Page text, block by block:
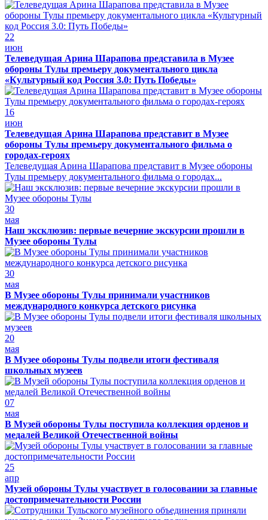
22
июн
Телеведущая Арина Шарапова представила в Музее
обороны Тулы премьеру документального цикла
«Культурный код Россия 3.0: Путь Победы»
16
июн
Телеведущая Арина Шарапова представит в Музее
обороны Тулы премьеру документального фильма о
городах-героях
Телеведущая Арина Шарапова представит в Музее обороны
Тулы премьеру документального фильма о городах...
30
мая
Наш эксклюзив: первые вечерние экскурсии прошли в
Музее обороны Тулы
30
мая
В Музее обороны Тулы принимали участников
международного конкурса детского рисунка
20
мая
В Музее обороны Тулы подвели итоги фестиваля
школьных музеев
07
мая
В Музей обороны Тулы поступила коллекция орденов и
медалей Великой Отечественной войны
25
апр
Музей обороны Тулы участвует в голосовании за главные
достопримечательности России